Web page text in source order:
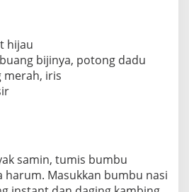
hijau
bijinya, potong dadu
merah, iris
samin, tumis bumbu
harum. Masukkan bumbu nasi